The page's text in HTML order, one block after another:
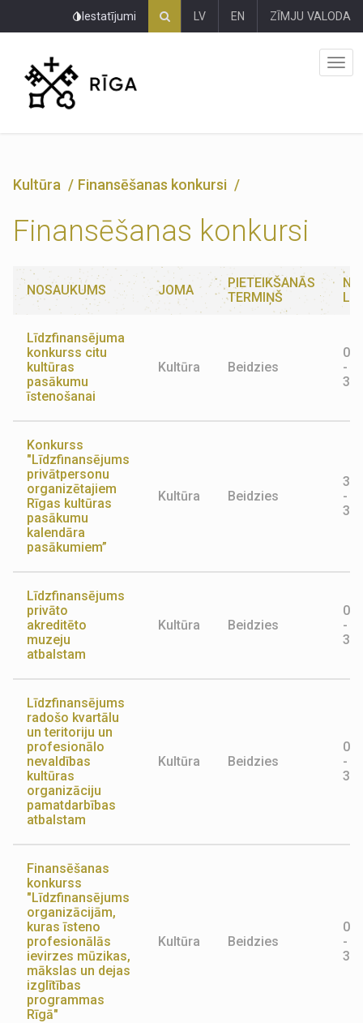
Iestatījumi LV EN ZĪMJU VALODA
Kultūra Finansēšanas konkursi
Finansēšanas konkursi
NOSAUKUMS JOMA
PIETEIKŠANĀS
TERMIŅŠ
Līdzfinansējuma
konkurss citu
kultūras
pasākumu
īstenošanai
Kultūra Beidzies
-
Konkurss
"Līdzfinansējums
privātpersonu
organizētajiem
Rīgas kultūras
pasākumu
kalendāra
pasākumiem”
Kultūra Beidzies
-
Līdzfinansējums
privāto
akreditēto
muzeju
atbalstam
Kultūra Beidzies
-
Līdzfinansējums
radošo kvartālu
un teritoriju un
profesionālo
nevaldības
kultūras
organizāciju
pamatdarbības
atbalstam
Kultūra Beidzies
-
Finansēšanas
konkurss
"Līdzfinansējums
organizācijām,
kuras īsteno
profesionālās
ievirzes mūzikas,
mākslas un dejas
izglītības
programmas
Rīgā"
Kultūra Beidzies
-